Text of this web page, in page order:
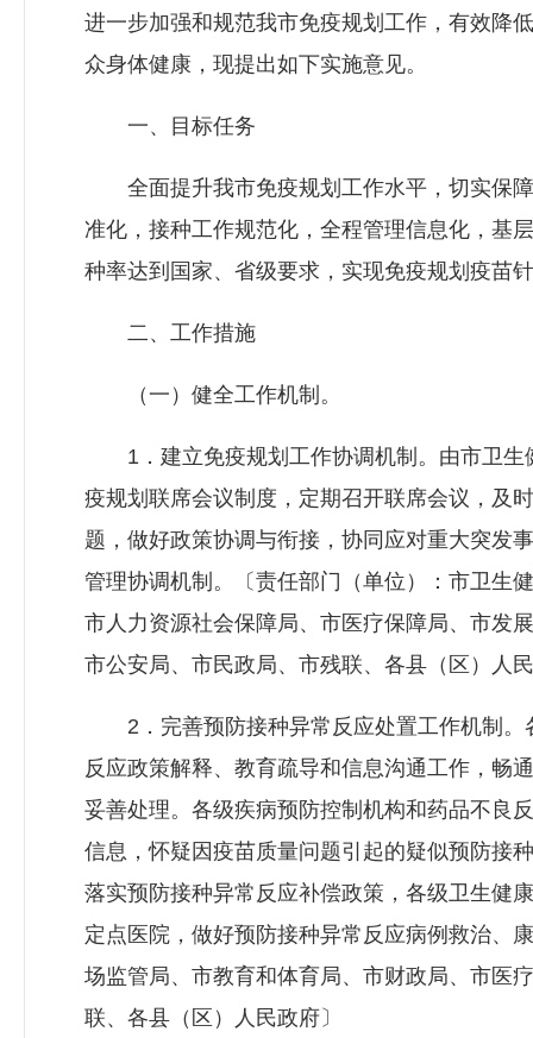
进一步加强和规范我市免疫规划工作，有效降
众身体健康，现提出如下实施意见。
一、目标任务
全面提升我市免疫规划工作水平，切实保障
准化，接种工作规范化，全程管理信息化，基
种率达到国家、省级要求，实现免疫规划疫苗
二、工作措施
（一）健全工作机制。
1．建立免疫规划工作协调机制。由市卫生
疫规划联席会议制度，定期召开联席会议，及
题，做好政策协调与衔接，协同应对重大突发
管理协调机制。〔责任部门（单位）：市卫生
市人力资源社会保障局、市医疗保障局、市发
市公安局、市民政局、市残联、各县（区）人
2．完善预防接种异常反应处置工作机制。
反应政策解释、教育疏导和信息沟通工作，畅
妥善处理。各级疾病预防控制机构和药品不良
信息，怀疑因疫苗质量问题引起的疑似预防接
落实预防接种异常反应补偿政策，各级卫生健
定点医院，做好预防接种异常反应病例救治、
场监管局、市教育和体育局、市财政局、市医
联、各县（区）人民政府〕